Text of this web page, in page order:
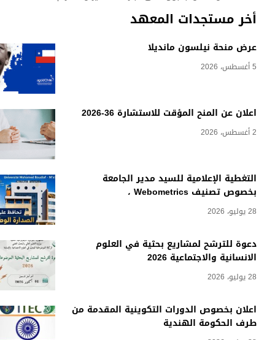
أخر مستجدات المعهد
عرض منحة نيلسون مانديلا
5 أغسطس، 2026
اعلان عن المنح المؤقت للاستشارة 36-2026
2 أغسطس، 2026
التغطية الإعلامية للسيد مدير الجامعة
بخصوص تصنيف Webometrics ،
28 يوليو، 2026
دعوة للترشح لمشاريع بحثية في العلوم
الانسانية والاجتماعية 2026
28 يوليو، 2026
اعلان بخصوص الدورات التكوينية المقدمة من
طرف الحكومة الهندية